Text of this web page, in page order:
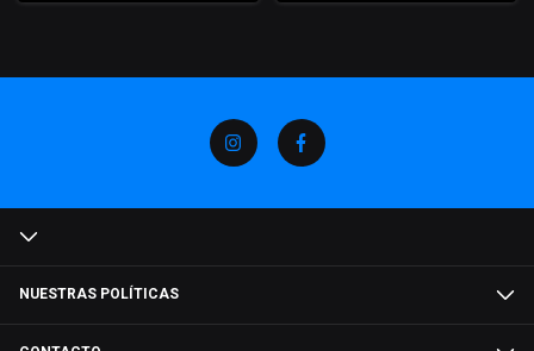
NUESTRAS POLÍTICAS